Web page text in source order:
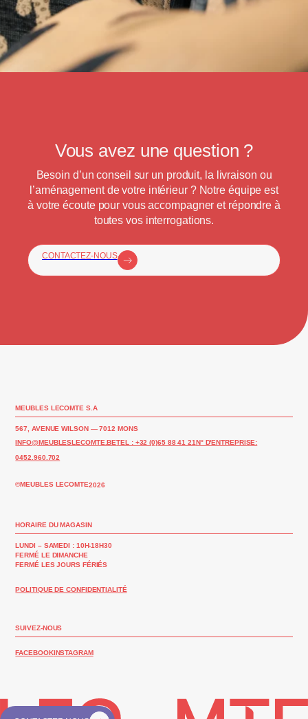
Vous avez une question ?
Besoin d’un conseil sur un produit, la livraison ou
l’aménagement de votre intérieur ? Notre équipe est
à votre écoute pour vous accompagner et répondre à
toutes vos interrogations.
CONTACTEZ-NOUS
MEUBLES LECOMTE S.A
567, AVENUE WILSON — 7012 MONS
INFO@MEUBLESLECOMTE.BETEL : +32 (0)65 88 41 21N° D'ENTREPRISE:
0452.960.702
©MEUBLES LECOMTE2026
HORAIRE DU MAGASIN
LUNDI – SAMEDI : 10H-18H30
FERMÉ LE DIMANCHE
FERMÉ LES JOURS FÉRIÉS
POLITIQUE DE CONFIDENTIALITÉ
SUIVEZ-NOUS
FACEBOOKINSTAGRAM